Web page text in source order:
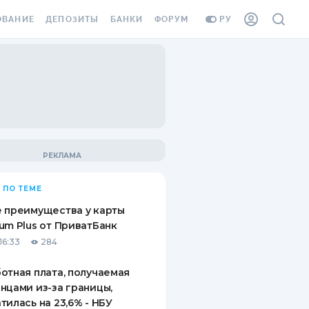
РУ
ВИНЬЕТКА
СОТРУДНИКОВ
ОТ
СЛУЧАЕВ
ДЕПОЗИТЫ
ВОПРОСЫ И ОТВЕТЫ
ПУТЕВОДИТЕЛИ ПО
БАНКИ ФОРУМ
ПО ТЕМЕ
преимущества у карты
Plus от ПриватБанк
284
плата, получаемая
из-за границы,
на 23,6% - НБУ